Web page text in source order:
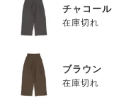
チャコール
在庫切れ
ブラウン
在庫切れ